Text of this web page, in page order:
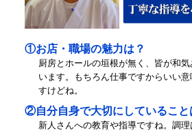
①お店・職場の魅力は？
厨房とホールの垣根が無く、皆が和
います。もちろん仕事ですからいい
すけどね。
②自分自身で大切にしていること
新人さんへの教育や指導ですね。調